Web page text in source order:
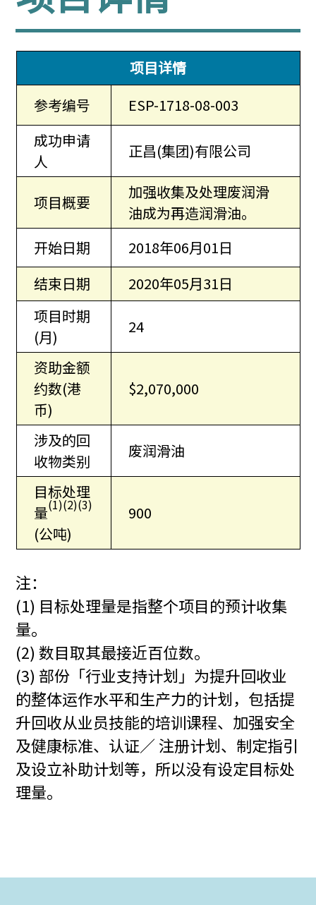
项目详情
参考编号
ESP-1718-08-003
成功申请
人
正昌(集团)有限公司
项目概要
加强收集及处理废润滑
油成为再造润滑油。
开始日期
2018年06月01日
结束日期
2020年05月31日
项目时期
(月)
24
资助金额
约数(港
币)
$2,070,000
涉及的回
收物类别
废润滑油
目标处理
量(1)(2)(3)
(公吨)
900
注：
(1) 目标处理量是指整个项目的预计收集
量。
(2) 数目取其最接近百位数。
(3) 部份「行业支持计划」为提升回收业
的整体运作水平和生产力的计划，包括提
升回收从业员技能的培训课程、加强安全
及健康标准、认证／ 注册计划、制定指引
及设立补助计划等，所以没有设定目标处
理量。